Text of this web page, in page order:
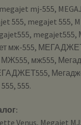
mj-555,
555, megajet 555,
megajet555,
мж-555,
мж555,
555.
Venus, Megajet